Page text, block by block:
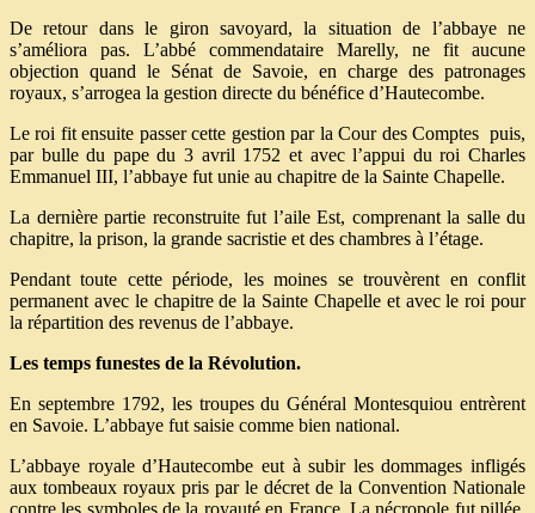
De retour dans le giron savoyard, la situation de l’abbaye ne
s’améliora pas. L’abbé commendataire Marelly, ne fit aucune
objection quand le Sénat de Savoie, en charge des patronages
royaux, s’arrogea la gestion directe du bénéfice d’Hautecombe.
Le roi fit ensuite passer cette gestion par la Cour des Comptes puis,
par bulle du pape du 3 avril 1752 et avec l’appui du roi Charles
Emmanuel III, l’abbaye fut unie au chapitre de la Sainte Chapelle.
La dernière partie reconstruite fut l’aile Est, comprenant la salle du
chapitre, la prison, la grande sacristie et des chambres à l’étage.
Pendant toute cette période, les moines se trouvèrent en conflit
permanent avec le chapitre de la Sainte Chapelle et avec le roi pour
la répartition des revenus de l’abbaye.
Les temps funestes de la Révolution.
En septembre 1792, les troupes du Général Montesquiou entrèrent
en Savoie. L’abbaye fut saisie comme bien national.
L’abbaye royale d’Hautecombe eut à subir les dommages infligés
aux tombeaux royaux pris par le décret de la Convention Nationale